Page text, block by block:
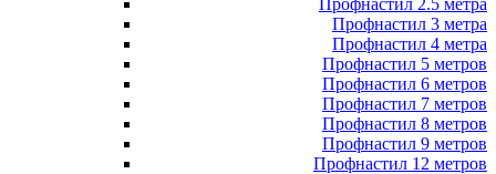
Профнастил 2.5 метра
Профнастил 3 метра
Профнастил 4 метра
Профнастил 5 метров
Профнастил 6 метров
Профнастил 7 метров
Профнастил 8 метров
Профнастил 9 метров
Профнастил 12 метров